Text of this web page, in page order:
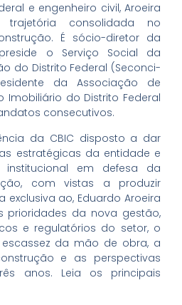
e engenheiro civil, Aroeira
consolidada no
É sócio-diretor da
o Serviço Social da
do Distrito Federal (Seconci-
da Associação de
Imobiliário do Distrito Federal
consecutivos.
da CBIC disposto a dar
estratégicas da entidade e
em defesa da
com vistas a produzir
exclusiva ao, Eduardo Aroeira
prioridades da nova gestão,
e regulatórios do setor, o
da mão de obra, a
e as perspectivas
anos. Leia os principais